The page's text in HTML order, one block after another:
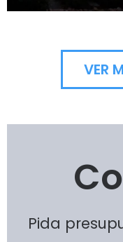
VER
Pida